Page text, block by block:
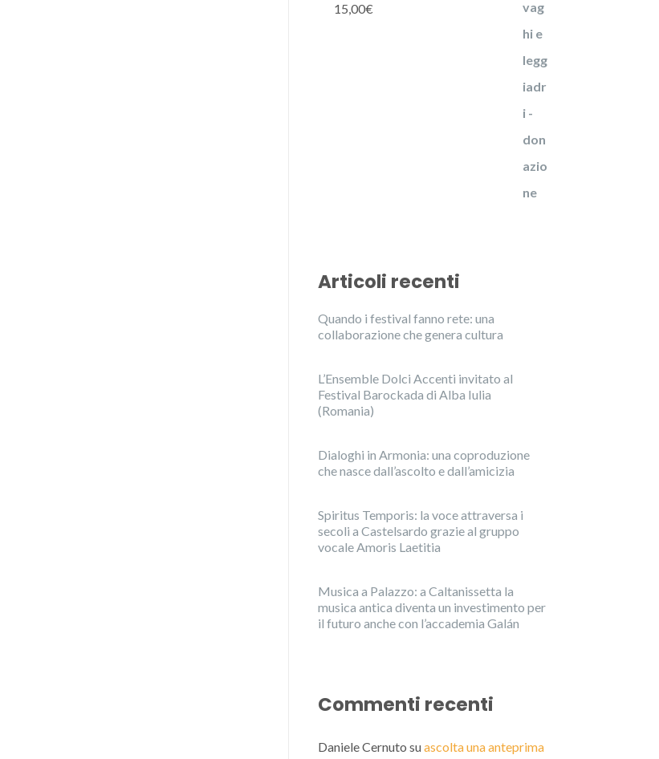
15,00€
Articoli recenti
Quando i festival fanno rete: una
collaborazione che genera cultura
L’Ensemble Dolci Accenti invitato al
Festival Barockada di Alba Iulia
(Romania)
Dialoghi in Armonia: una coproduzione
che nasce dall’ascolto e dall’amicizia
Spiritus Temporis: la voce attraversa i
secoli a Castelsardo grazie al gruppo
vocale Amoris Laetitia
Musica a Palazzo: a Caltanissetta la
musica antica diventa un investimento per
il futuro anche con l’accademia Galán
Commenti recenti
Daniele Cernuto suascolta una anteprima